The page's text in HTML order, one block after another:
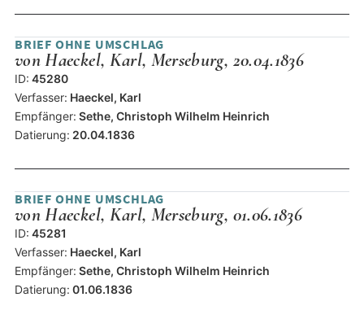
BRIEF OHNE UMSCHLAG
von Haeckel, Karl, Merseburg, 20.04.1836
ID: 45280
Verfasser: Haeckel, Karl
Empfänger: Sethe, Christoph Wilhelm Heinrich
Datierung: 20.04.1836
BRIEF OHNE UMSCHLAG
von Haeckel, Karl, Merseburg, 01.06.1836
ID: 45281
Verfasser: Haeckel, Karl
Empfänger: Sethe, Christoph Wilhelm Heinrich
Datierung: 01.06.1836